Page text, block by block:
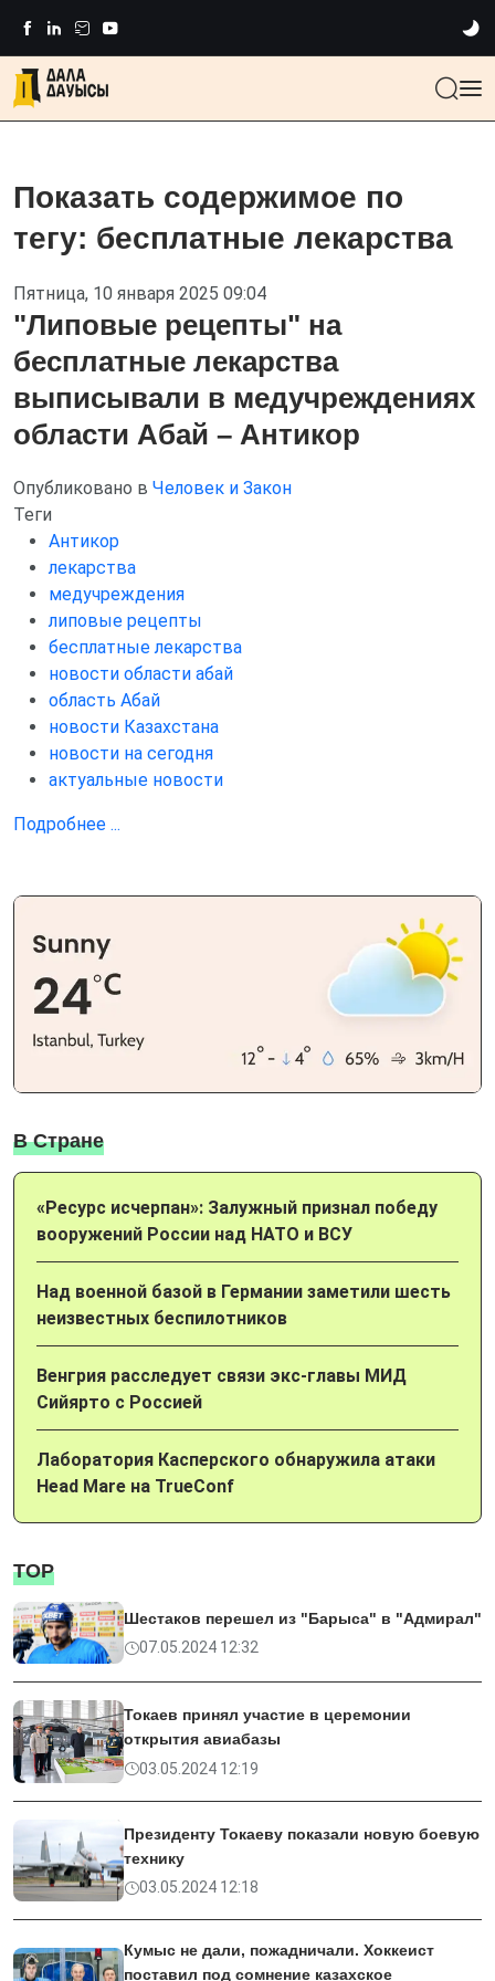
Показать содержимое по
тегу: бесплатные лекарства
Пятница, 10 января 2025 09:04
"Липовые рецепты" на
бесплатные лекарства
выписывали в медучреждениях
области Абай – Антикор
Опубликовано в Человек и Закон
Теги
Антикор
лекарства
медучреждения
липовые рецепты
бесплатные лекарства
новости области абай
область Абай
новости Казахстана
новости на сегодня
актуальные новости
Подробнее ...
В Стране
«Ресурс исчерпан»: Залужный признал победу
вооружений России над НАТО и ВСУ
Над военной базой в Германии заметили шесть
неизвестных беспилотников
Венгрия расследует связи экс-главы МИД
Сийярто с Россией
Лаборатория Касперского обнаружила атаки
Head Mare на TrueConf
TOP
Шестаков перешел из "Барыса" в "Адмирал"
07.05.2024 12:32
Токаев принял участие в церемонии
открытия авиабазы
03.05.2024 12:19
Президенту Токаеву показали новую боевую
технику
03.05.2024 12:18
Кумыс не дали, пожадничали. Хоккеист
поставил под сомнение казахское